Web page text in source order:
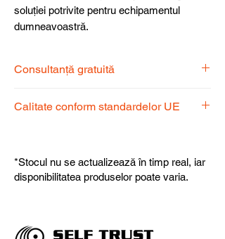
soluției potrivite pentru echipamentul
dumneavoastră.
Consultanță gratuită
dispoziție pentru a alege produsul
Calitate conform standardelor UE
fiabilitate și performanță superioară.
*Stocul nu se actualizează în timp real, iar
disponibilitatea produselor poate varia.